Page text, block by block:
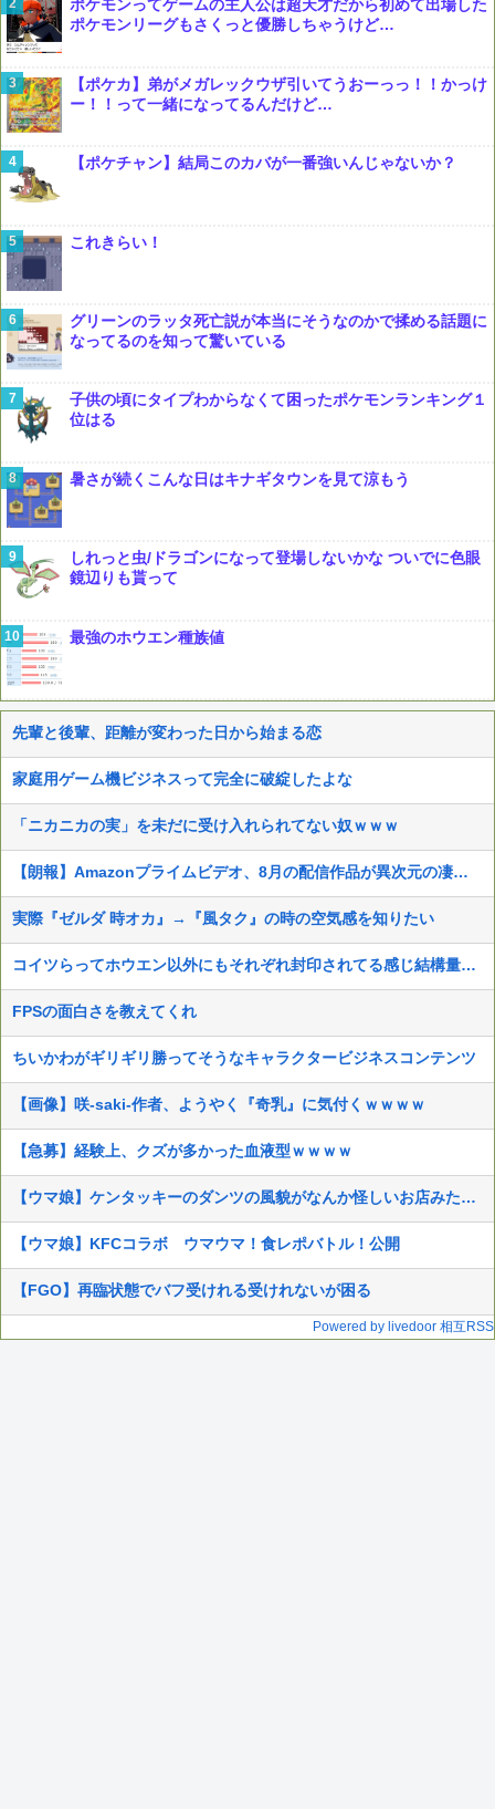
ポケモンってゲームの主人公は超天才だから初めて出場した
ポケモンリーグもさくっと優勝しちゃうけど…
【ポケカ】弟がメガレックウザ引いてうおーっっ！！かっけ
ー！！って一緒になってるんだけど…
【ポケチャン】結局このカバが一番強いんじゃないか？
これきらい！
グリーンのラッタ死亡説が本当にそうなのかで揉める話題に
なってるのを知って驚いている
子供の頃にタイプわからなくて困ったポケモンランキング１
位はる
暑さが続くこんな日はキナギタウンを見て涼もう
しれっと虫/ドラゴンになって登場しないかな ついでに色眼
鏡辺りも貰って
最強のホウエン種族値
先輩と後輩、距離が変わった日から始まる恋
家庭用ゲーム機ビジネスって完全に破綻したよな
「ニカニカの実」を未だに受け入れられてない奴ｗｗｗ
【朗報】Amazonプライムビデオ、8月の配信作品が異次元の凄さ！体感気温50度越えへ
実際『ゼルダ 時オカ』→『風タク』の時の空気感を知りたい
コイツらってホウエン以外にもそれぞれ封印されてる感じ結構量産されてたのかな
FPSの面白さを教えてくれ
ちいかわがギリギリ勝ってそうなキャラクタービジネスコンテンツ
【画像】咲-saki-作者、ようやく『奇乳』に気付くｗｗｗｗ
【急募】経験上、クズが多かった血液型ｗｗｗｗ
【ウマ娘】ケンタッキーのダンツの風貌がなんか怪しいお店みたいだな…
【ウマ娘】KFCコラボ ウマウマ！食レポバトル！公開
【FGO】再臨状態でバフ受けれる受けれないが困る
Powered by livedoor 相互RSS